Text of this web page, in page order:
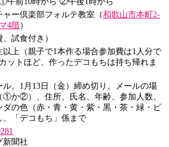
ャー倶楽部フォルテ教室（和歌山市本町2-
4階）
試食付き）
上（親子で1本作る場合参加費は1人分で
ットほど、作ったデコもちは持ち帰れま
ル。1月13日（金）締め切り。メールの場
①か②）、住所、氏名、年齢、参加人数、
ダの色（赤・青・黄・紫・黒・茶・緑・ピ
、「デコもち」係まで
新聞社